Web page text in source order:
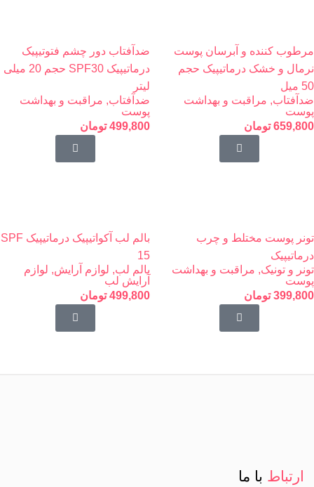
مرطوب کننده و آبرسان پوست
نرمال و خشک درماتیپیک حجم
50 میل
ضدآفتاب, مراقبت و بهداشت
پوست
659,800 تومان
ضدآفتاب دور چشم فتوتیپیک
درماتیپیک SPF30 حجم 20 میلی
لیتر
ضدآفتاب, مراقبت و بهداشت
پوست
499,800 تومان
تونر پوست مختلط و چرب
درماتیپیک
تونر و تونیک, مراقبت و بهداشت
پوست
399,800 تومان
بالم لب آکواتیپیک درماتیپیک SPF
15
بالم لب, لوازم آرایش, لوازم
آرایش لب
499,800 تومان
ارتباط با ما